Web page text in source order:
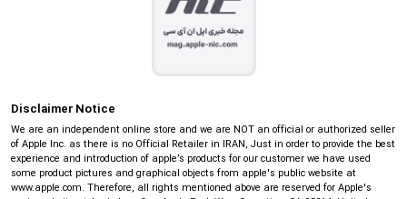
Disclaimer Notice
We are an independent online store and we are NOT an official or authorized seller
of Apple Inc. as there is no Official Retailer in IRAN, Just in order to provide the best
experience and introduction of apple’s products for our customer we have used
some product pictures and graphical objects from apple's public website at
www.apple.com. Therefore, all rights mentioned above are reserved for Apple's